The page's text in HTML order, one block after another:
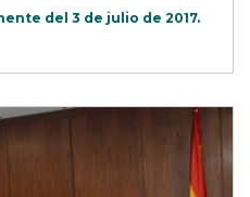
del 3 de julio de 2017.